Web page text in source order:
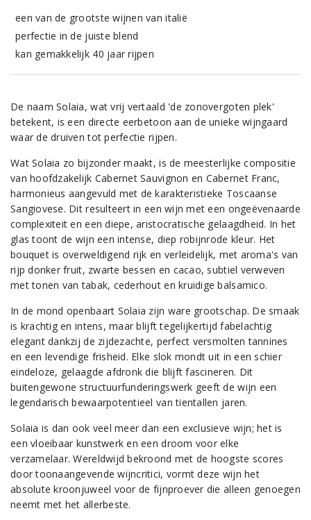
een van de grootste wijnen van italië
perfectie in de juiste blend
kan gemakkelijk 40 jaar rijpen
De naam Solaia, wat vrij vertaald 'de zonovergoten plek'
betekent, is een directe eerbetoon aan de unieke wijngaard
waar de druiven tot perfectie rijpen.
Wat Solaia zo bijzonder maakt, is de meesterlijke compositie
van hoofdzakelijk Cabernet Sauvignon en Cabernet Franc,
harmonieus aangevuld met de karakteristieke Toscaanse
Sangiovese. Dit resulteert in een wijn met een ongeëvenaarde
complexiteit en een diepe, aristocratische gelaagdheid. In het
glas toont de wijn een intense, diep robijnrode kleur. Het
bouquet is overweldigend rijk en verleidelijk, met aroma's van
rijp donker fruit, zwarte bessen en cacao, subtiel verweven
met tonen van tabak, cederhout en kruidige balsamico.
In de mond openbaart Solaia zijn ware grootschap. De smaak
is krachtig en intens, maar blijft tegelijkertijd fabelachtig
elegant dankzij de zijdezachte, perfect versmolten tannines
en een levendige frisheid. Elke slok mondt uit in een schier
eindeloze, gelaagde afdronk die blijft fascineren. Dit
buitengewone structuurfunderingswerk geeft de wijn een
legendarisch bewaarpotentieel van tientallen jaren.
Solaia is dan ook veel meer dan een exclusieve wijn; het is
een vloeibaar kunstwerk en een droom voor elke
verzamelaar. Wereldwijd bekroond met de hoogste scores
door toonaangevende wijncritici, vormt deze wijn het
absolute kroonjuweel voor de fijnproever die alleen genoegen
neemt met het allerbeste.